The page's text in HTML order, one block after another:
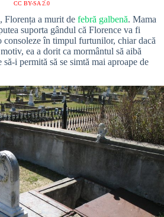
CC BY-SA 2.0
Florența a murit de febră galbenă. Mama
suporta gândul că Florence va fi
consoleze în timpul furtunilor, chiar dacă
ea a dorit ca mormântul să aibă
i permită să se simtă mai aproape de